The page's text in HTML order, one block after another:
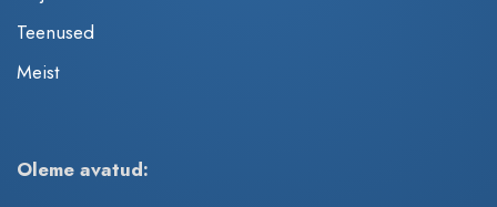
Teenused
Meist
Oleme avatud: